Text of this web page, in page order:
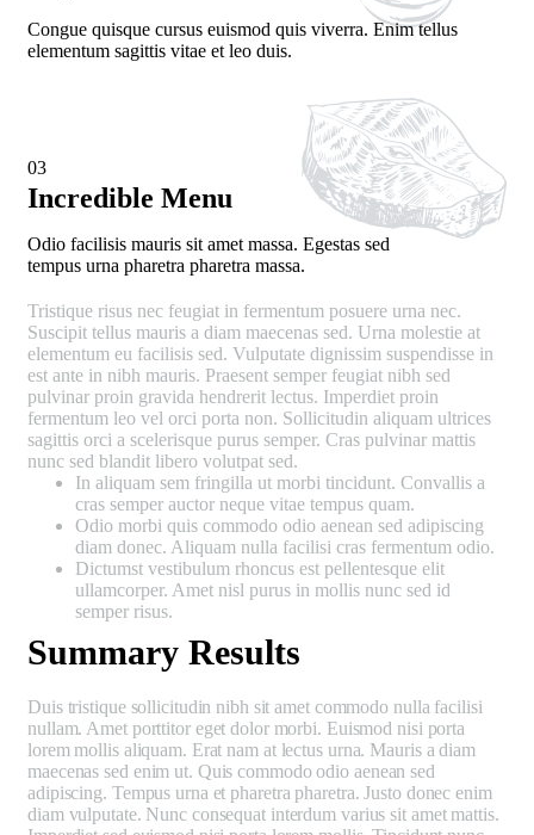
Congue quisque cursus euismod quis viverra. Enim tellus
elementum sagittis vitae et leo duis.
03
Incredible Menu
Odio facilisis mauris sit amet massa. Egestas sed
tempus urna pharetra pharetra massa.
Tristique risus nec feugiat in fermentum posuere urna nec.
Suscipit tellus mauris a diam maecenas sed. Urna molestie at
elementum eu facilisis sed. Vulputate dignissim suspendisse in
est ante in nibh mauris. Praesent semper feugiat nibh sed
pulvinar proin gravida hendrerit lectus. Imperdiet proin
fermentum leo vel orci porta non. Sollicitudin aliquam ultrices
sagittis orci a scelerisque purus semper. Cras pulvinar mattis
nunc sed blandit libero volutpat sed.
In aliquam sem fringilla ut morbi tincidunt. Convallis a
cras semper auctor neque vitae tempus quam.
Odio morbi quis commodo odio aenean sed adipiscing
diam donec. Aliquam nulla facilisi cras fermentum odio.
Dictumst vestibulum rhoncus est pellentesque elit
ullamcorper. Amet nisl purus in mollis nunc sed id
semper risus.
Summary Results
Duis tristique sollicitudin nibh sit amet commodo nulla facilisi
nullam. Amet porttitor eget dolor morbi. Euismod nisi porta
lorem mollis aliquam. Erat nam at lectus urna. Mauris a diam
maecenas sed enim ut. Quis commodo odio aenean sed
adipiscing. Tempus urna et pharetra pharetra. Justo donec enim
diam vulputate. Nunc consequat interdum varius sit amet mattis.